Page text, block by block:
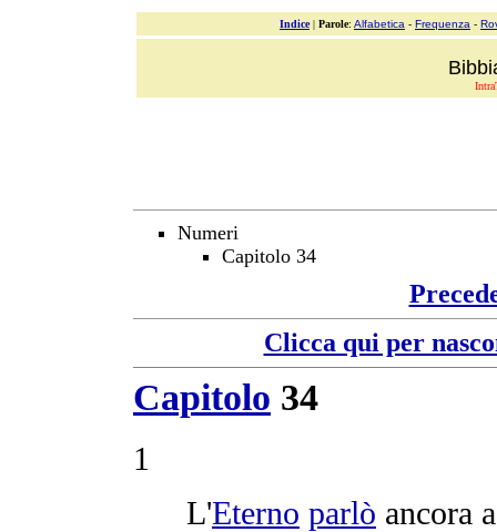
Indice| Parole: Alfabetica - Frequenza -
Numeri
Capitolo 34
Clicca qui per
Capitolo 34
1
L'Eterno parlò ancora